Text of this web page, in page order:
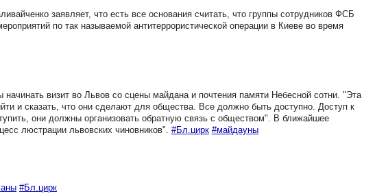
заявляет, что есть все основания считать, что группы сотрудников ФСБ
по так называемой антитеррористической операции в Киеве во время
визит во Львов со сцены майдана и почтения памяти Небесной сотни. "Эта
и сказать, что они сделают для общества. Все должно быть доступно. Доступ к
они должны организовать обратную связь с обществом". В ближайшее
люстрации львовских чиновников". #Бл.цирк #майдауны
#Бл.цирк